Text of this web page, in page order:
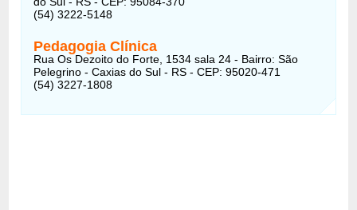
(54) 3222-5148
Pedagogia Clínica
Rua Os Dezoito do Forte, 1534 sala 24 - Bairro: São
Pelegrino - Caxias do Sul - RS - CEP: 95020-471
(54) 3227-1808